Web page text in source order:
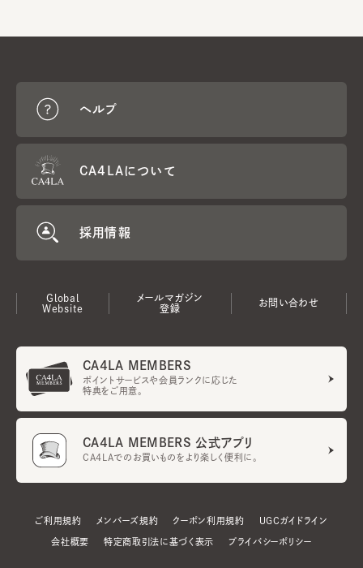
ヘルプ
CA4LAについて
採用情報
Global
Website
メールマガジン
登録
お問い合わせ
CA4LA MEMBERS
ポイントサービスや会員ランクに応じた
特典をご用意。
CA4LA MEMBERS 公式アプリ
CA4LAでのお買いものをより楽しく便利に。
ご利用規約 メンバーズ規約 クーポン利用規約 UGCガイドライン
会社概要 特定商取引法に基づく表示 プライバシーポリシー